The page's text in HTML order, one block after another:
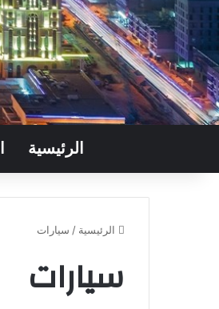
الرئيسية
الرئيسية / سيارات
سيارات